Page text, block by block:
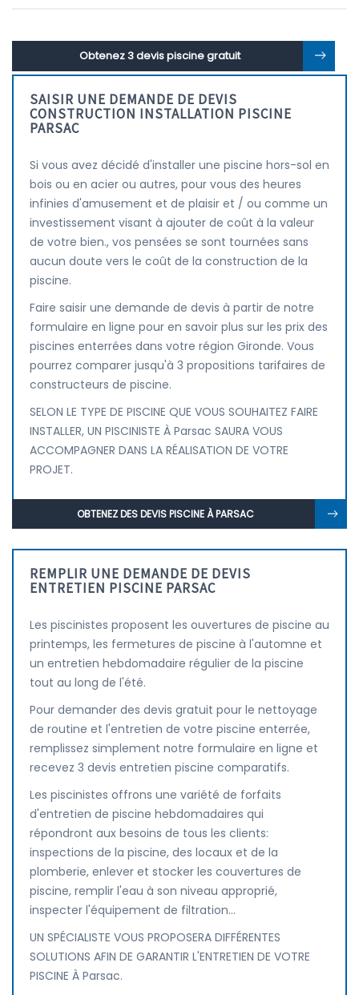
Obtenez 3 devis piscine gratuit
SAISIR UNE DEMANDE DE DEVIS
CONSTRUCTION INSTALLATION PISCINE
PARSAC
Si vous avez décidé d'installer une piscine hors-sol en
bois ou en acier ou autres, pour vous des heures
infinies d'amusement et de plaisir et / ou comme un
investissement visant à ajouter de coût à la valeur
de votre bien., vos pensées se sont tournées sans
aucun doute vers le coût de la construction de la
piscine.
Faire saisir une demande de devis à partir de notre
formulaire en ligne pour en savoir plus sur les prix des
piscines enterrées dans votre région Gironde. Vous
pourrez comparer jusqu'à 3 propositions tarifaires de
constructeurs de piscine.
SELON LE TYPE DE PISCINE QUE VOUS SOUHAITEZ FAIRE
INSTALLER, UN PISCINISTE À Parsac SAURA VOUS
ACCOMPAGNER DANS LA RÉALISATION DE VOTRE
PROJET.
OBTENEZ DES DEVIS PISCINE À PARSAC
REMPLIR UNE DEMANDE DE DEVIS
ENTRETIEN PISCINE PARSAC
Les piscinistes proposent les ouvertures de piscine au
printemps, les fermetures de piscine à l'automne et
un entretien hebdomadaire régulier de la piscine
tout au long de l'été.
Pour demander des devis gratuit pour le nettoyage
de routine et l'entretien de votre piscine enterrée,
remplissez simplement notre formulaire en ligne et
recevez 3 devis entretien piscine comparatifs.
Les piscinistes offrons une variété de forfaits
d'entretien de piscine hebdomadaires qui
répondront aux besoins de tous les clients:
inspections de la piscine, des locaux et de la
plomberie, enlever et stocker les couvertures de
piscine, remplir l'eau à son niveau approprié,
inspecter l'équipement de filtration...
UN SPÉCIALISTE VOUS PROPOSERA DIFFÉRENTES
SOLUTIONS AFIN DE GARANTIR L'ENTRETIEN DE VOTRE
PISCINE À Parsac.